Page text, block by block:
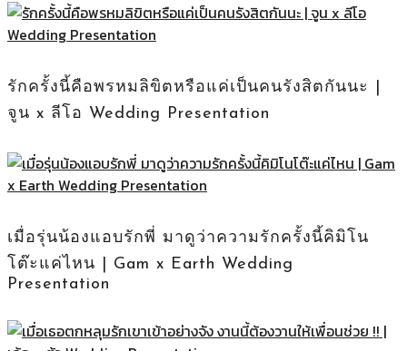
รักครั้งนี้คือพรหมลิขิตหรือแค่เป็นคนรังสิตกันนะ |
จูน x ลีโอ Wedding Presentation
เมื่อรุ่นน้องแอบรักพี่ มาดูว่าความรักครั้งนี้คิมิโน
โต๊ะแค่ไหน | Gam x Earth Wedding
Presentation